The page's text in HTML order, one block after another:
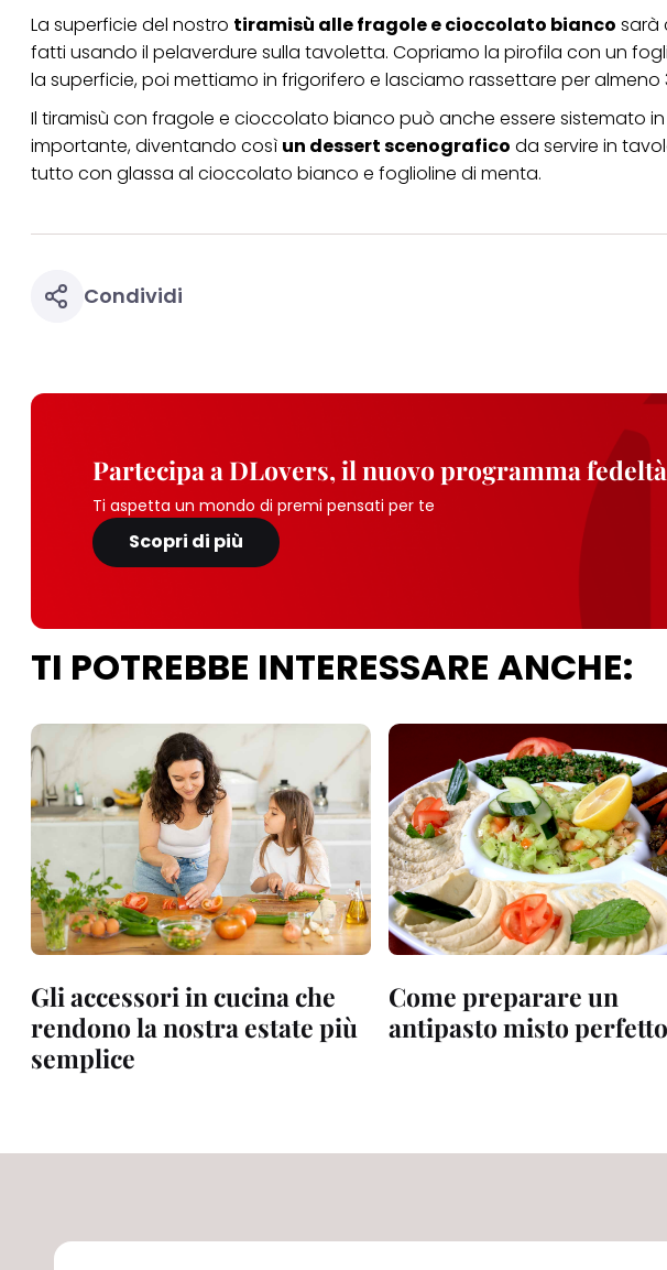
La superficie del nostro tiramisù alle fragole e cioccolato bianco sarà
fatti usando il pelaverdure sulla tavoletta. Copriamo la pirofila con un
la superficie, poi mettiamo in frigorifero e lasciamo rassettare per
Il tiramisù con fragole e cioccolato bianco può anche essere sistemato
importante, diventando così un dessert scenografico da servire in
tutto con glassa al cioccolato bianco e foglioline di menta.
Condividi
Partecipa a DLovers, il nuovo programma fedeltà
Ti aspetta un mondo di premi pensati per te
Scopri di più
TI POTREBBE INTERESSARE ANCHE:
Gli accessori in cucina che
rendono la nostra estate più
semplice
Come preparare un
antipasto misto perfetto